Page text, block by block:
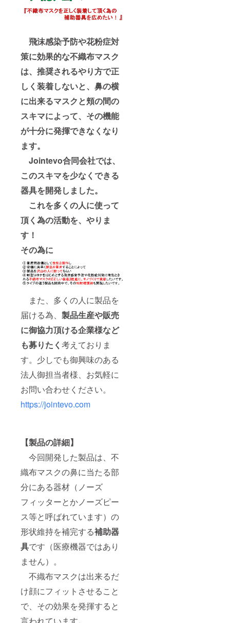
飛沫感染予防や花粉症対
策に効果的な不織布マスク
は、推奨されるやり方で正
しく装着しないと、鼻の横
に出来るマスクと頬の間の
スキマによって、その機能
が十分に発揮できなくなり
ます。
Jointevo合同会社では、
このスキマを少なくできる
器具を開発しました。
これを多くの人に使って
頂く為の活動を、やりま
す！
その為に
また、多くの人に製品を
届ける為、 製品生産や販売
に御協力頂ける企業様など
も募りたく 考えておりま
す。少しでも御興味のある
法人御担当者様、お気軽に
お問い合わせください。
https://jointevo.com
【製品の詳細】
今回開発した製品は、不
織布マスクの鼻に当たる部
分にある器材（ノーズ
フィッターとかノーズピー
ス等と呼ばれています）の
形状維持を補完する補助器
具です（医療機器ではあり
ません）。
不織布マスクは出来るだ
け顔にフィットさせること
で、その効果を発揮すると